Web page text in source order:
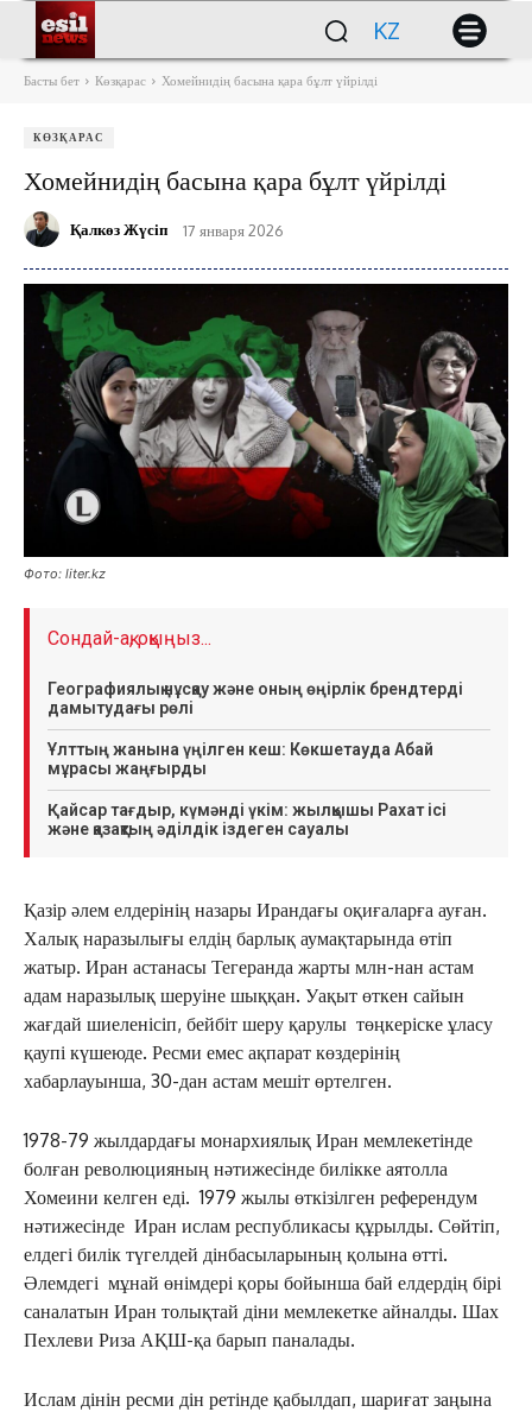
KZ
Басты бет Көзқарас Хомейнидің басына қара бұлт үйрілді
КӨЗҚАРАС
Хомейнидің басына қара бұлт үйрілді
Қалкөз Жүсіп 17 января 2026
Фото: liter.kz
Сондай-ақ, оқыңыз...
Географиялық нұсқау және оның өңірлік брендтерді
дамытудағы рөлі
Ұлттың жанына үңілген кеш: Көкшетауда Абай
мұрасы жаңғырды
Қайсар тағдыр, күмәнді үкім: жылқышы Рахат ісі
және қазақтың әділдік іздеген сауалы
Қазір әлем елдерінің назары Ирандағы оқиғаларға ауған.
Халық наразылығы елдің барлық аумақтарында өтіп
жатыр. Иран астанасы Тегеранда жарты млн-нан астам
адам наразылық шеруіне шыққан. Уақыт өткен сайын
жағдай шиеленісіп, бейбіт шеру қарулы төңкеріске ұласу
қаупі күшеюде. Ресми емес ақпарат көздерінің
хабарлауынша, 30-дан астам мешіт өртелген.
1978-79 жылдардағы монархиялық Иран мемлекетінде
болған революцияның нәтижесінде билікке аятолла
Хомеини келген еді. 1979 жылы өткізілген референдум
нәтижесінде Иран ислам республикасы құрылды. Сөйтіп,
елдегі билік түгелдей дінбасыларының қолына өтті.
Әлемдегі мұнай өнімдері қоры бойынша бай елдердің бірі
саналатын Иран толықтай діни мемлекетке айналды. Шах
Пехлеви Риза АҚШ-қа барып паналады.
Ислам дінін ресми дін ретінде қабылдап, шариғат заңына